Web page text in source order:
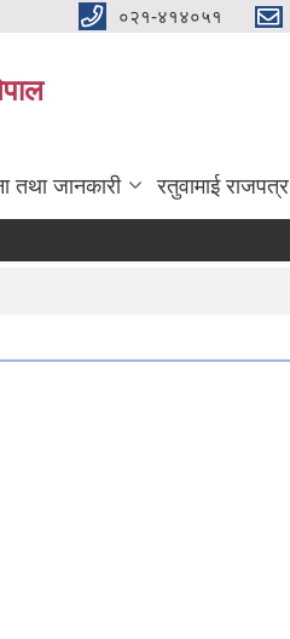
०२१-४१४०५१
तथा जानकारी रतुवामाई राजपत्र